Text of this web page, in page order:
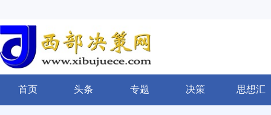
首页 头条 专题 决策 思想汇